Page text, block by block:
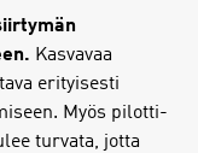
Kasvavaa
erityisesti
Myös pilotti-
turvata, jotta